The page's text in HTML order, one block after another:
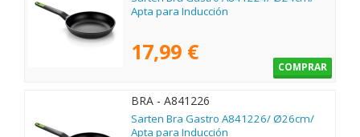
Apta para Inducción
17,99 €
COMPRAR
BRA - A841226
Sarten Bra Gastro A841226/ Ø26cm/
Apta para Inducción